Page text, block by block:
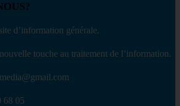
d’information générale.
touche au traitement de l’information.
68 05